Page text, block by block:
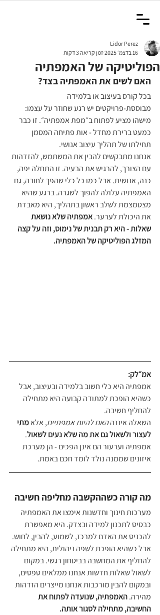
הפוליטיקה של האמפתיה
Lidor Perez
16 בדצמ׳ 2025
זמן קריאה 3 דקות
האם לשים את האמפתיה בצד?
בכל קורס בעיצוב או בלמידה
מבוססת-פרויקטים יש רגע שחוזר על עצמו:
מישהו מציע לפתוח ב״מפת אמפתיה״. זו כבר
כמעט ברירת מחדל - אות פתיחה המסמן
תחילתו של תהליך עיצוב אנושי.
אנחנו מתבקשים להבין את המשתמש, להזדהות
עם הצורך, להרגיש את הבעיה. זו התחלה יפה,
כנה, אנושית. אבל כמו כל כלי שהפך לחובה, גם
האמפתיה עלולה להפוך לשגרה. ברגע שהיא
מצטמצמת לשלב ראשון בתהליך, היא מאבדת
את היכולת לערער. אמפתיה שלא נושאת
שאלות - היא רק תבנית של נימוס, וזה על קצה
המזלג הפוליטיקה של האמפתיה.
אמ״לק:
אמפתיה היא כלי חשוב בלמידה ובעיצוב, אבל
כשהיא הופכת למתודה קבועה היא מתחילה
להחליף חשיבה.
השאלה איננה האם להיות אמפתיים, אלא מתי
לעצור ולשאול גם את מה שלא נעים לשאול.
אמפתיה וערעור הם אינן הפכים - הן מערכת
איזונים שממנה נולד לומד חכם באמת.
מה קורה כשההקשבה מחליפה חשיבה
מערכות חינוך וחדשנות אימצו את האמפתיה
כבסיס לתכנון למידה ובצדק. היא מאפשרת
להכניס את האדם למרכז, לשמוע, להבין, לחוש.
אבל כשהיא הופכת לשפה ניהולית, היא מתחילה
להחליף את המחשבה בביטחון רגשי. במקום
לשאול שאלות חדשות אנחנו ממלאים טפסים,
ובמקום להבין מורכבות אנחנו מייצרים הזדהות
מהירה. האמפתיה, שנועדה לפתוח את
החשיבה, מתחילה לסגור אותה.